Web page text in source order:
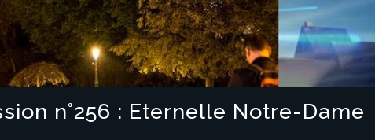
n°256 : Eternelle Notre-Dame